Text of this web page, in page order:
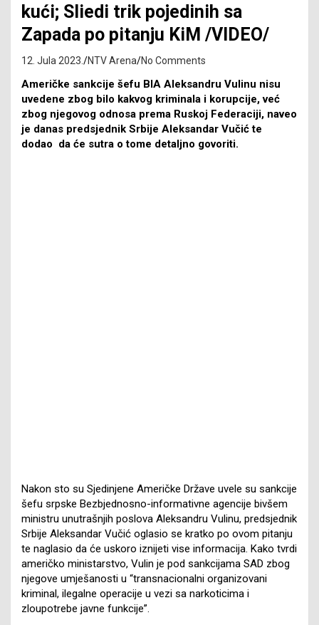
kući; Sliedi trik pojedinih sa
Zapada po pitanju KiM /VIDEO/
12. Jula 2023. NTV Arena No Comments
Američke sankcije šefu BIA Aleksandru Vulinu nisu
uvedene zbog bilo kakvog kriminala i korupcije, već
zbog njegovog odnosa prema Ruskoj Federaciji, naveo
je danas predsjednik Srbije Aleksandar Vučić te
dodao da će sutra o tome detaljno govoriti.
Nakon sto su Sjedinjene Američke Države uvele su sankcije
šefu srpske Bezbjednosno-informativne agencije bivšem
ministru unutrašnjih poslova Aleksandru Vulinu, predsjednik
Srbije Aleksandar Vučić oglasio se kratko po ovom pitanju
te naglasio da će uskoro iznijeti vise informacija. Kako tvrdi
američko ministarstvo, Vulin je pod sankcijama SAD zbog
njegove umješanosti u “transnacionalni organizovani
kriminal, ilegalne operacije u vezi sa narkoticima i
zloupotrebe javne funkcije”.